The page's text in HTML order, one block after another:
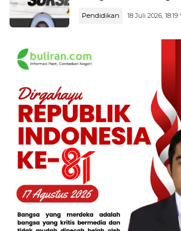
Pendidikan 18 Juli 2026,